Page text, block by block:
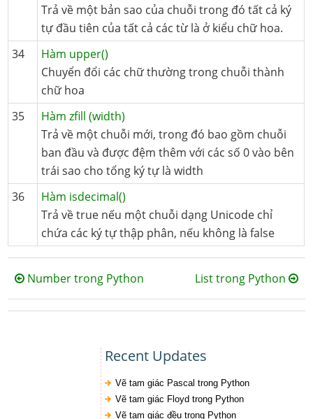
Trả về một bản sao của chuỗi trong đó tất cả ký
tự đầu tiên của tất cả các từ là ở kiểu chữ hoa.
34
Hàm upper()
Chuyển đổi các chữ thường trong chuỗi thành
chữ hoa
35
Hàm zfill (width)
Trả về một chuỗi mới, trong đó bao gồm chuỗi
ban đầu và được đệm thêm với các số 0 vào bên
trái sao cho tổng ký tự là width
36
Hàm isdecimal()
Trả về true nếu một chuỗi dạng Unicode chỉ
chứa các ký tự thập phân, nếu không là false
Number trong Python List trong Python
Recent Updates
Vẽ tam giác Pascal trong Python
Vẽ tam giác Floyd trong Python
Vẽ tam giác đều trong Python